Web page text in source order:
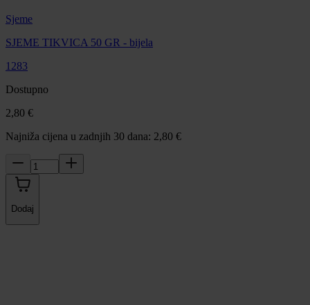
Sjeme
SJEME TIKVICA 50 GR - bijela
1283
Dostupno
2,80 €
Najniža cijena u zadnjih 30 dana: 2,80 €
Dodaj